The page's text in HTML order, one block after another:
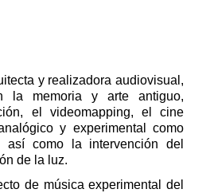
y realizadora audiovisual,
la memoria y arte antiguo,
el videomapping, el cine
y experimental como
así como la intervención del
de la luz.
de música experimental del